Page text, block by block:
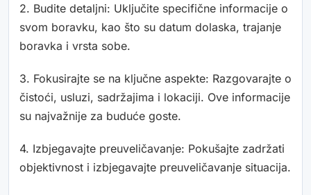
2. Budite detaljni: Uključite specifične informacije o
svom boravku, kao što su datum dolaska, trajanje
boravka i vrsta sobe.
3. Fokusirajte se na ključne aspekte: Razgovarajte o
čistoći, usluzi, sadržajima i lokaciji. Ove informacije
su najvažnije za buduće goste.
4. Izbjegavajte preuveličavanje: Pokušajte zadržati
objektivnost i izbjegavajte preuveličavanje situacija.